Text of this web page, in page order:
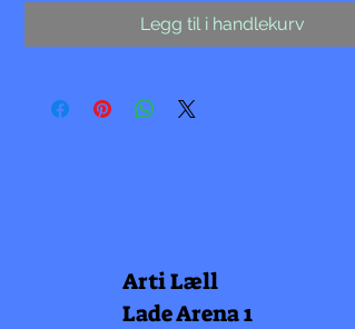
Legg til i handlekurv
Arti Læll
Lade Arena 1